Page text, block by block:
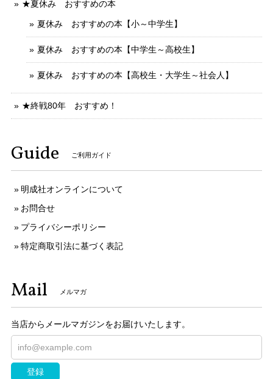
★夏休み おすすめの本
夏休み おすすめの本【小～中学生】
夏休み おすすめの本【中学生～高校生】
夏休み おすすめの本【高校生・大学生～社会人】
★終戦80年 おすすめ！
Guide ご利用ガイド
明成社オンラインについて
お問合せ
プライバシーポリシー
特定商取引法に基づく表記
Mail メルマガ
当店からメールマガジンをお届けいたします。
登録